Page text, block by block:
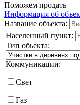
Поможем продать
Информация об
Название объекта:
Населенный пункт:
Тип обьекта:
Коммуникации:
Свет
Газ